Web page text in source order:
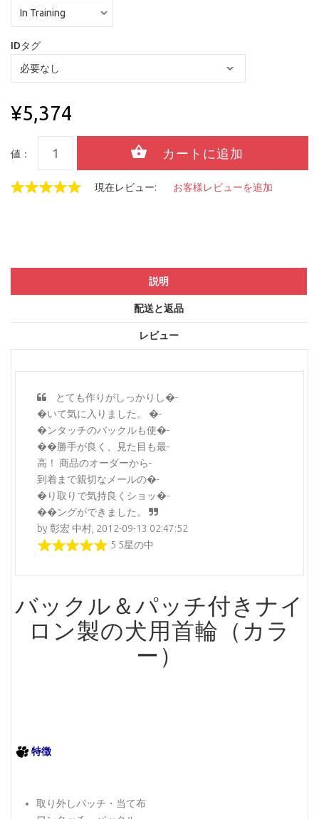
IDタグ
¥5,374
値：
現在レビュー: お客様レビューを追加
説明
配送と返品
レビュー
とても作りがしっかりし�-
�いて気に入りました。 �-
�ンタッチのバックルも使�-
��勝手が良く、見た目も最-
高！ 商品のオーダーから-
到着まで親切なメールの�-
�り取りで気持良くショッ�-
��ングができました。
by 彰宏 中村, 2012-09-13 02:47:52
5 5星の中
バックル＆パッチ付きナイ
ロン製の犬用首輪（カラ
ー）
特徴
取り外しパッチ・当て布